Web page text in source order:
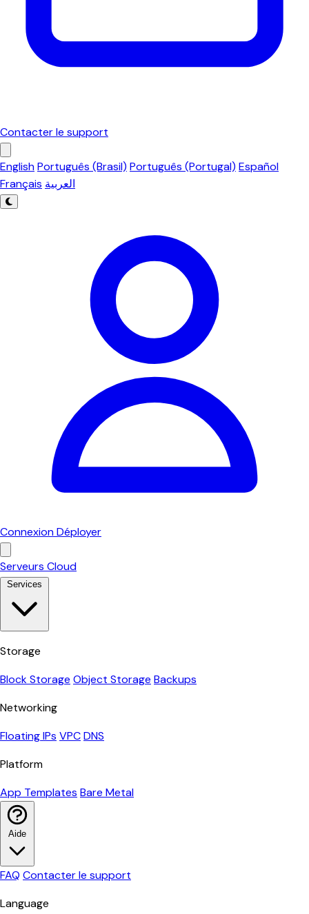
Contacter le support
EnglishPortuguês (Brasil) Português (Portugal) Español
Français العربية
ConnexionDéployer
Serveurs Cloud
Services
Storage
Block Storage Object Storage Backups
Networking
Floating IPs VPCDNS
Platform
App Templates Bare Metal
Aide
FAQ Contacter le support
Language